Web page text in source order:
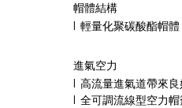
帽體結構
l 輕量化聚碳酸酯帽體
進氣空力
l 高流量進氣道帶來
l 全可調流線型空力帽